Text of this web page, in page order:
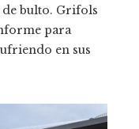
bulto. Grifols
para
en sus